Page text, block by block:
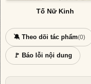
Tố Nữ Kinh
🔕 Theo dõi tác phẩm(0)
🚩 Báo lỗi nội dung